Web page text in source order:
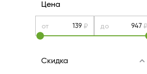
Цена
от ₽ до ₽
Скидка